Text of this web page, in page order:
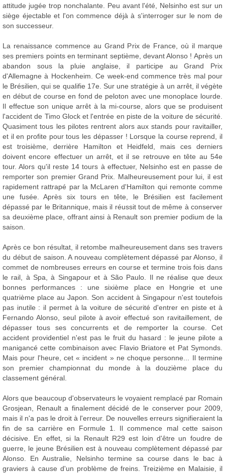
attitude jugée trop nonchalante. Peu avant l'été, Nelsinho est sur un
siège éjectable et l'on commence déjà à s'interroger sur le nom de
son successeur.
La renaissance commence au Grand Prix de France, où il marque
ses premiers points en terminant septième, devant Alonso ! Après un
abandon sous la pluie anglaise, il participe au Grand Prix
d'Allemagne à Hockenheim. Ce week-end commence très mal pour
le Brésilien, qui se qualifie 17e. Sur une stratégie à un arrêt, il végète
en début de course en fond de peloton avec une monoplace lourde.
Il effectue son unique arrêt à la mi-course, alors que se produisent
l'accident de Timo Glock et l'entrée en piste de la voiture de sécurité.
Quasiment tous les pilotes rentrent alors aux stands pour ravitailler,
et il en profite pour tous les dépasser ! Lorsque la course reprend, il
est troisième, derrière Hamilton et Heidfeld, mais ces derniers
doivent encore effectuer un arrêt, et il se retrouve en tête au 54e
tour. Alors qu'il reste 14 tours à effectuer, Nelsinho est en passe de
remporter son premier Grand Prix. Malheureusement pour lui, il est
rapidement rattrapé par la McLaren d'Hamilton qui remonte comme
une fusée. Après six tours en tête, le Brésilien est facilement
dépassé par le Britannique, mais il réussit tout de même à conserver
sa deuxième place, offrant ainsi à Renault son premier podium de la
saison.
Après ce bon résultat, il retombe malheureusement dans ses travers
du début de saison. A nouveau complètement dépassé par Alonso, il
commet de nombreuses erreurs en course et termine trois fois dans
le rail, à Spa, à Singapour et à São Paulo. Il ne réalise que deux
bonnes performances : une sixième place en Hongrie et une
quatrième place au Japon. Son accident à Singapour n'est toutefois
pas inutile : il permet à la voiture de sécurité d'entrer en piste et à
Fernando Alonso, seul pilote à avoir effectué son ravitaillement, de
dépasser tous ses concurrents et de remporter la course. Cet
accident providentiel n'est pas le fruit du hasard : le jeune pilote a
manigancé cette combinaison avec Flavio Briatore et Pat Symonds.
Mais pour l'heure, cet « incident » ne choque personne... Il termine
son premier championnat du monde à la douzième place du
classement général.
Alors que beaucoup d'observateurs le voyaient remplacé par Romain
Grosjean, Renault a finalement décidé de le conserver pour 2009,
mais il n'a pas le droit à l'erreur. De nouvelles erreurs signifieraient la
fin de sa carrière en Formule 1. Il commence mal cette saison
décisive. En effet, si la Renault R29 est loin d'être un foudre de
guerre, le jeune Brésilien est à nouveau complètement dépassé par
Alonso. En Australie, Nelsinho termine sa course dans le bac à
graviers à cause d'un problème de freins. Treizième en Malaisie, il